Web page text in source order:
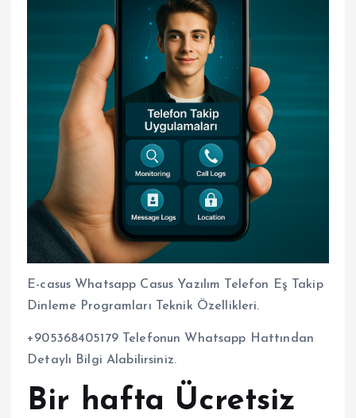
E-casus Whatsapp Casus Yazılım Telefon Eş Takip
Dinleme Programları Teknik Özellikleri.
+905368405179 Telefonun Whatsapp Hattından
Detaylı Bilgi Alabilirsiniz.
Bir hafta Ücretsiz